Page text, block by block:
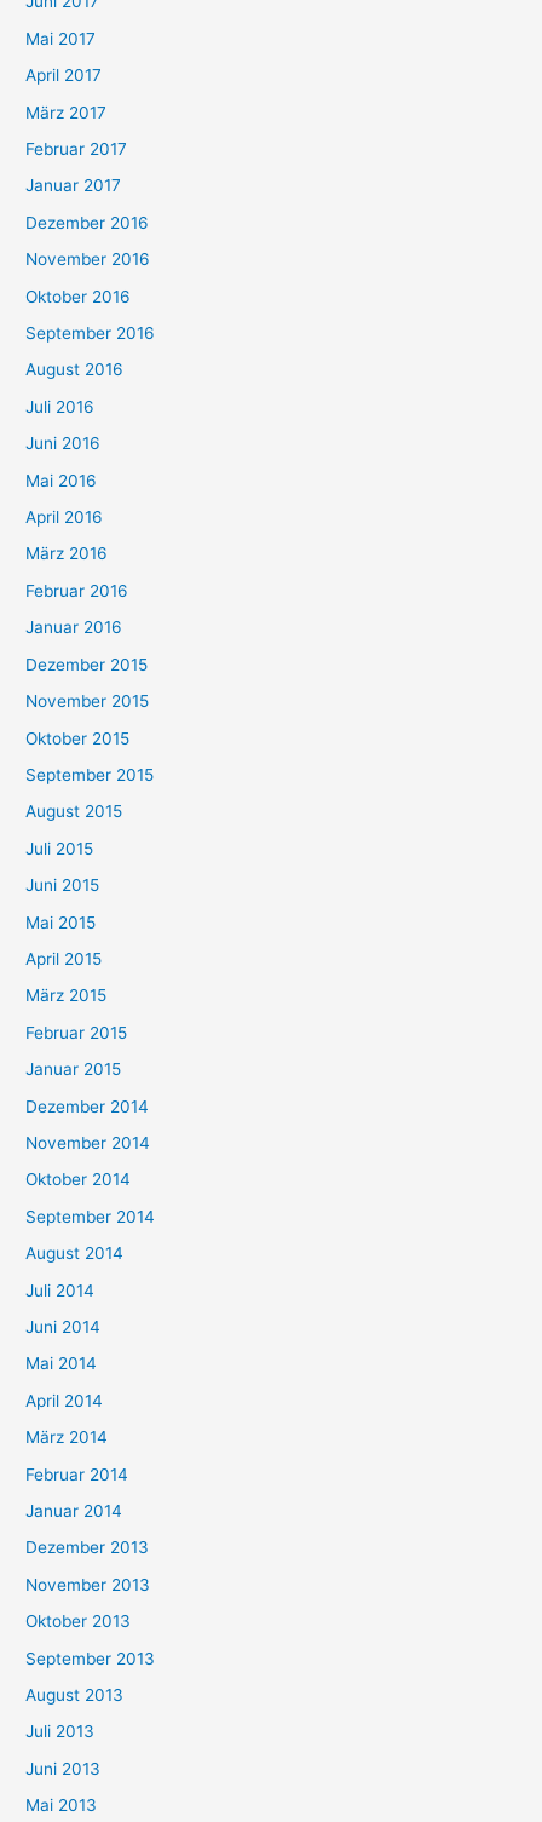
Mai 2017
April 2017
März 2017
Februar 2017
Januar 2017
Dezember 2016
November 2016
Oktober 2016
September 2016
August 2016
Juli 2016
Juni 2016
Mai 2016
April 2016
März 2016
Februar 2016
Januar 2016
Dezember 2015
November 2015
Oktober 2015
September 2015
August 2015
Juli 2015
Juni 2015
Mai 2015
April 2015
März 2015
Februar 2015
Januar 2015
Dezember 2014
November 2014
Oktober 2014
September 2014
August 2014
Juli 2014
Juni 2014
Mai 2014
April 2014
März 2014
Februar 2014
Januar 2014
Dezember 2013
November 2013
Oktober 2013
September 2013
August 2013
Juli 2013
Juni 2013
Mai 2013